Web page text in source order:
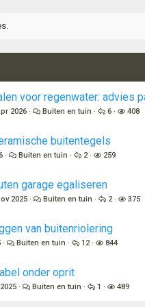
voor regenwater: advies
2026 Buiten en tuin 6 408
buitentegels
Buiten en tuin 2 259
garage egaliseren
2025 Buiten en tuin 2 375
van buitenriolering
Buiten en tuin 12 844
onder oprit
Buiten en tuin 1 489